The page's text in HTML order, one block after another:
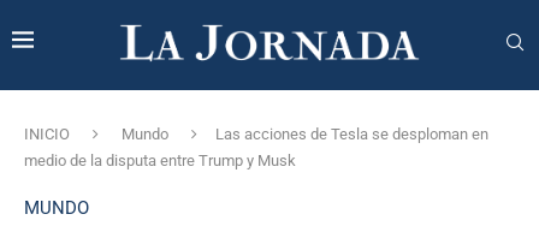
INICIO Mundo
Las acciones de Tesla se desploman en
medio de la disputa entre Trump y Musk
MUNDO